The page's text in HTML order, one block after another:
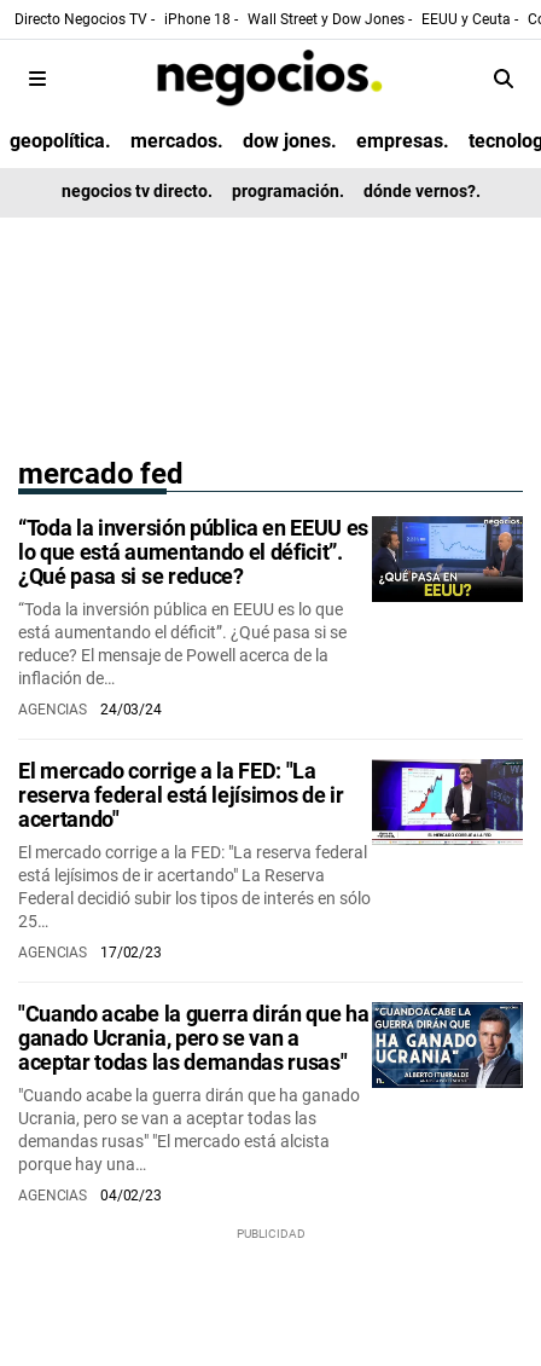
Directo Negocios TV - iPhone 18 - Wall Street y Dow Jones - EEUU y Ceuta -
geopolítica. mercados. dow jones. empresas.
negocios tv directo. programación. dónde vernos?.
mercado fed
“Toda la inversión pública en EEUU es
lo que está aumentando el déficit”.
¿Qué pasa si se reduce?
“Toda la inversión pública en EEUU es lo que
está aumentando el déficit”. ¿Qué pasa si se
reduce? El mensaje de Powell acerca de la
inflación de…
AGENCIAS 24/03/24
El mercado corrige a la FED: "La
reserva federal está lejísimos de ir
acertando"
El mercado corrige a la FED: "La reserva federal
está lejísimos de ir acertando" La Reserva
Federal decidió subir los tipos de interés en sólo
25…
AGENCIAS 17/02/23
"Cuando acabe la guerra dirán que ha
ganado Ucrania, pero se van a
aceptar todas las demandas rusas"
"Cuando acabe la guerra dirán que ha ganado
Ucrania, pero se van a aceptar todas las
demandas rusas" "El mercado está alcista
porque hay una…
AGENCIAS 04/02/23